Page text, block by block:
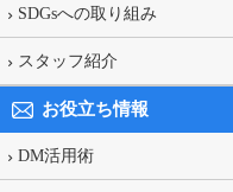
SDGsへの取り組み
スタッフ紹介
お役立ち情報
DM活用術